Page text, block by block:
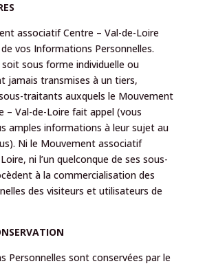
associatif Centre – Val-de-Loire
vos Informations Personnelles.
soit sous forme individuelle ou
jamais transmises à un tiers,
traitants auxquels le Mouvement
– Val-de-Loire fait appel (vous
amples informations à leur sujet au
Ni le Mouvement associatif
ni l’un quelconque de ses sous-
à la commercialisation des
des visiteurs et utilisateurs de
Personnelles sont conservées par le